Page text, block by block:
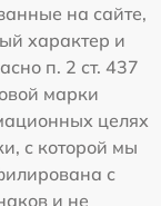
на сайте,
характер и
п. 2 ст. 437
марки
целях
с которой мы
с
и не